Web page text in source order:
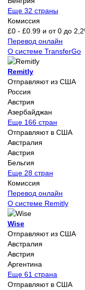
Еще 32 страны
Комиссия
£0 - £0.99 и от 0 до
Перевод онлайн
О системе TransferGo
Remitly
Отправляют из США
Россия
Австрия
Азербайджан
Еще 166 стран
Отправляют в США
Австралия
Австрия
Бельгия
Еще 28 стран
Комиссия
Перевод онлайн
О системе Remitly
Wise
Отправляют из США
Австралия
Австрия
Аргентина
Еще 61 страна
Отправляют в США